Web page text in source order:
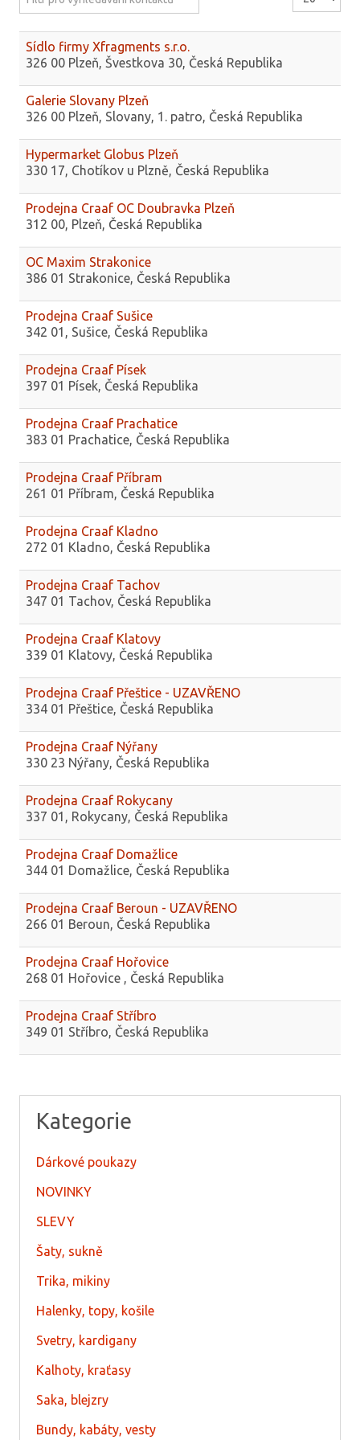
Sídlo firmy Xfragments s.r.o.
326 00 Plzeň, Švestkova 30, Česká Republika
Galerie Slovany Plzeň
326 00 Plzeň, Slovany, 1. patro, Česká Republika
Hypermarket Globus Plzeň
330 17, Chotíkov u Plzně, Česká Republika
Prodejna Craaf OC Doubravka Plzeň
312 00, Plzeň, Česká Republika
OC Maxim Strakonice
386 01 Strakonice, Česká Republika
Prodejna Craaf Sušice
342 01, Sušice, Česká Republika
Prodejna Craaf Písek
397 01 Písek, Česká Republika
Prodejna Craaf Prachatice
383 01 Prachatice, Česká Republika
Prodejna Craaf Příbram
261 01 Příbram, Česká Republika
Prodejna Craaf Kladno
272 01 Kladno, Česká Republika
Prodejna Craaf Tachov
347 01 Tachov, Česká Republika
Prodejna Craaf Klatovy
339 01 Klatovy, Česká Republika
Prodejna Craaf Přeštice - UZAVŘENO
334 01 Přeštice, Česká Republika
Prodejna Craaf Nýřany
330 23 Nýřany, Česká Republika
Prodejna Craaf Rokycany
337 01, Rokycany, Česká Republika
Prodejna Craaf Domažlice
344 01 Domažlice, Česká Republika
Prodejna Craaf Beroun - UZAVŘENO
266 01 Beroun, Česká Republika
Prodejna Craaf Hořovice
268 01 Hořovice , Česká Republika
Prodejna Craaf Stříbro
349 01 Stříbro, Česká Republika
Kategorie
Dárkové poukazy
NOVINKY
SLEVY
Šaty, sukně
Trika, mikiny
Halenky, topy, košile
Svetry, kardigany
Kalhoty, kraťasy
Saka, blejzry
Bundy, kabáty, vesty